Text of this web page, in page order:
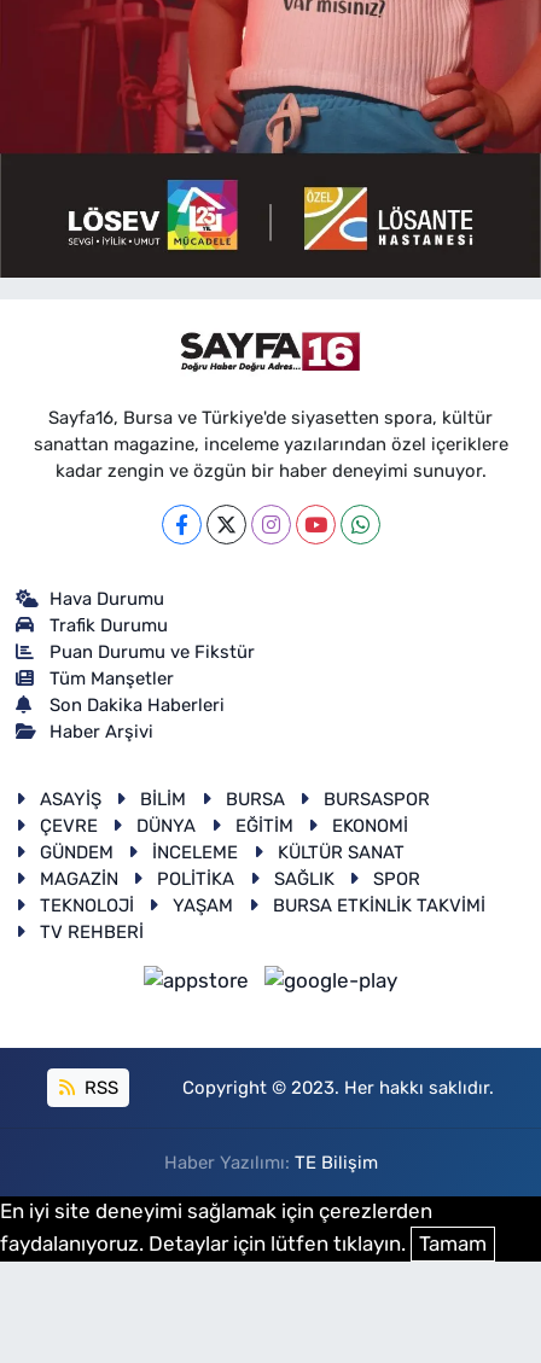
Sayfa16, Bursa ve Türkiye'de siyasetten spora, kültür
sanattan magazine, inceleme yazılarından özel içeriklere
kadar zengin ve özgün bir haber deneyimi sunuyor.
Hava Durumu
Trafik Durumu
Puan Durumu ve Fikstür
Tüm Manşetler
Son Dakika Haberleri
Haber Arşivi
ASAYİŞ BİLİM BURSA
BURSASPOR
ÇEVRE
DÜNYA EĞİTİM
EKONOMİ
GÜNDEM
İNCELEME
KÜLTÜR SANAT
MAGAZİN
POLİTİKA SAĞLIK
SPOR
TEKNOLOJİ
YAŞAM
BURSA ETKİNLİK TAKVİMİ
TV REHBERİ
RSS Copyright © 2023. Her hakkı saklıdır.
Haber Yazılımı: TE Bilişim
En iyi site deneyimi sağlamak için çerezlerden
faydalanıyoruz. Detaylar için lütfen tıklayın. Tamam